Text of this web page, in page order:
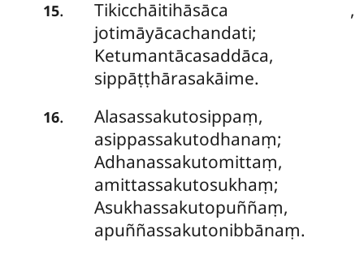
15. Tikicchāitihāsāca ,
jotimāyācachandati;
Ketumantācasaddāca,
sippāṭṭhārasakāime.
16.
Alasassakutosippaṃ,
asippassakutodhanaṃ;
Adhanassakutomittaṃ,
amittassakutosukhaṃ;
Asukhassakutopuññaṃ,
apuññassakutonibbānaṃ.